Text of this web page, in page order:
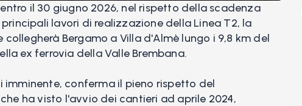
il 30 giugno 2026, nel rispetto della scadenza
principali lavori di realizzazione della Linea T2, la
collegherà Bergamo a Villa d'Almè lungo i 9,8 km del
ex ferrovia della Valle Brembana.
imminente, conferma il pieno rispetto del
ha visto l'avvio dei cantieri ad aprile 2024,